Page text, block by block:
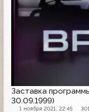
Заставка
30.09.1999)
1 ноября 2021, 22:45